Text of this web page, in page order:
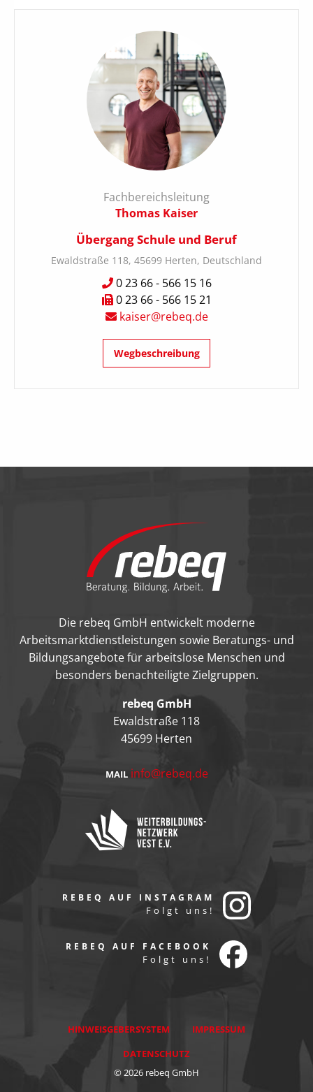
Fachbereichsleitung
Thomas Kaiser
Übergang Schule und Beruf
Ewaldstraße 118, 45699 Herten, Deutschland
0 23 66 - 566 15 16
0 23 66 - 566 15 21
kaiser@rebeq.de
Wegbeschreibung
Die rebeq GmbH entwickelt moderne
Arbeitsmarktdienstleistungen sowie Beratungs- und
Bildungsangebote für arbeitslose Menschen und
besonders benachteiligte Zielgruppen.
rebeq GmbH
Ewaldstraße 118
45699 Herten
MAIL info@rebeq.de
REBEQ AUF INSTAGRAM
Folgt uns!
REBEQ AUF FACEBOOK
Folgt uns!
HINWEISGEBERSYSTEM
IMPRESSUM
DATENSCHUTZ
© 2026 rebeq GmbH